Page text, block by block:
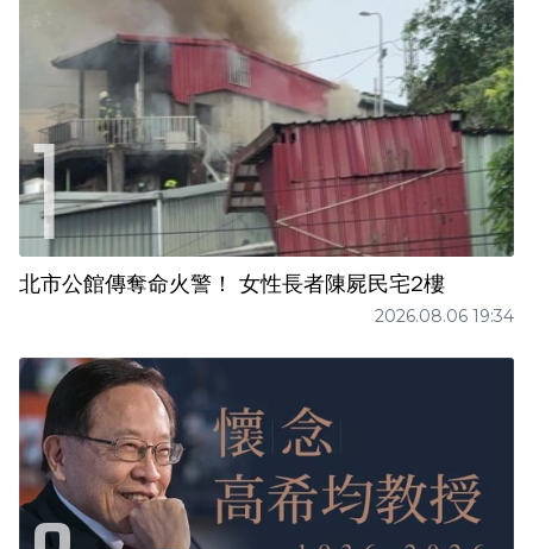
北市公館傳奪命火警！ 女性長者陳屍民宅2樓
2026.08.06 19:34